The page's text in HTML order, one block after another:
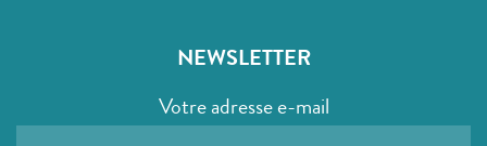
NEWSLETTER
Votre adresse e-mail